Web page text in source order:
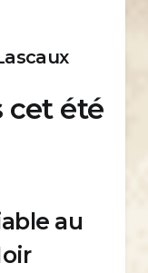
cet été
au